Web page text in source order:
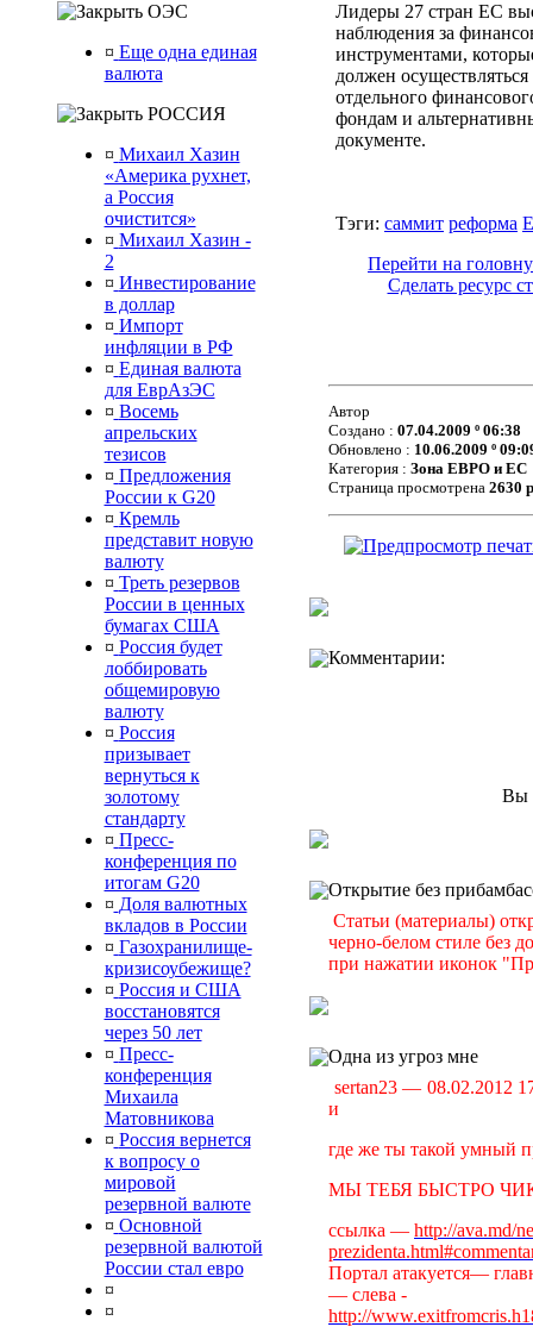
ОЭС
¤ Еще одна единая
валюта
РОССИЯ
¤ Михаил Хазин
«Америка рухнет,
а Россия
очистится»
¤ Михаил Хазин -
2
¤ Инвестирование
в доллар
¤ Импорт
инфляции в РФ
¤ Единая валюта
для ЕврАзЭС
¤ Восемь
апрельских
тезисов
¤ Предложения
России к G20
¤ Кремль
представит новую
валюту
¤ Треть резервов
России в ценных
бумагах США
¤ Россия будет
лоббировать
общемировую
валюту
¤ Россия
призывает
вернуться к
золотому
стандарту
¤ Пресс-
конференция по
итогам G20
¤ Доля валютных
вкладов в России
¤ Газохранилище-
кризисоубежище?
¤ Россия и США
восстановятся
через 50 лет
¤ Пресс-
конференция
Михаила
Матовникова
¤ Россия вернется
к вопросу о
мировой
резервной валюте
¤ Основной
резервной валютой
России стал евро
¤
¤
Лидеры 27 стран ЕС
наблюдения за
инструментами,
должен
отдельного
фондам и
документе.
Тэги: саммит реформа
Перейти на
Сделать ресурс
Автор
Создано : 07.04.2009 º 06:38
Обновлено : 10.06.2009 º
Категория : Зона ЕВРО и ЕС
Страница просмотрена 2630
Комментарии:
Вы
Открытие без
Статьи (материалы)
черно-белом стиле без
при нажатии иконок
Одна из угроз мне
sertan23 — 08.02.2012
и
где же ты такой умный
МЫ ТЕБЯ БЫСТРО
ссылка — http://ava.md/
Портал атакуется—
— слева -
http://